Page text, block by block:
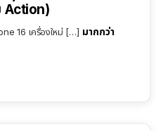
Action)
16 เครื่องใหม่ […] มากกว่า